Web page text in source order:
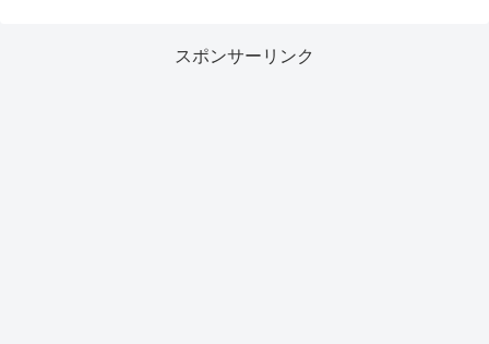
スポンサーリンク